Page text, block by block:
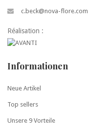
c.beck@nova-flore.com
Réalisation :
Informationen
Neue Artikel
Top sellers
Unsere 9 Vorteile